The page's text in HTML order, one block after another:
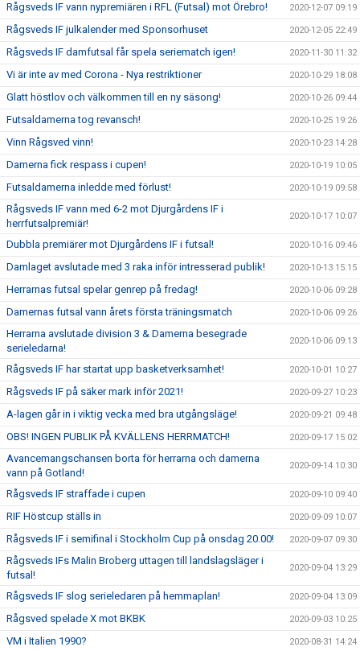
Rågsveds IF vann nypremiären i RFL (Futsal) mot Örebro! 2020-12-07 09:19
Rågsveds IF julkalender med Sponsorhuset 2020-12-05 22:49
Rågsveds IF damfutsal får spela seriematch igen! 2020-11-30 11:32
Vi är inte av med Corona - Nya restriktioner 2020-10-29 18:08
Glatt höstlov och välkommen till en ny säsong! 2020-10-26 09:44
Futsaldamerna tog revansch! 2020-10-25 19:26
Vinn Rågsved vinn! 2020-10-23 14:28
Damerna fick respass i cupen! 2020-10-19 10:05
Futsaldamerna inledde med förlust! 2020-10-19 09:58
Rågsveds IF vann med 6-2 mot Djurgårdens IF i
herrfutsalpremiär!
2020-10-17 10:07
Dubbla premiärer mot Djurgårdens IF i futsal! 2020-10-16 09:46
Damlaget avslutade med 3 raka inför intresserad publik! 2020-10-13 15:15
Herrarnas futsal spelar genrep på fredag! 2020-10-06 09:28
Damernas futsal vann årets första träningsmatch 2020-10-06 09:26
Herrarna avslutade division 3 & Damerna besegrade
serieledarna!
2020-10-06 09:13
Rågsveds IF har startat upp basketverksamhet! 2020-10-01 10:27
Rågsveds IF på säker mark inför 2021! 2020-09-27 10:23
A-lagen går in i viktig vecka med bra utgångsläge! 2020-09-21 09:48
OBS! INGEN PUBLIK PÅ KVÄLLENS HERRMATCH! 2020-09-17 15:02
Avancemangschansen borta för herrarna och damerna
vann på Gotland!
2020-09-14 10:30
Rågsveds IF straffade i cupen 2020-09-10 09:40
RIF Höstcup ställs in 2020-09-09 10:07
Rågsveds IF i semifinal i Stockholm Cup på onsdag 20.00! 2020-09-07 09:30
Rågsveds IFs Malin Broberg uttagen till landslagsläger i
futsal!
2020-09-04 13:29
Rågsveds IF slog serieledaren på hemmaplan! 2020-09-04 13:09
Rågsved spelade X mot BKBK 2020-09-03 10:25
VM i Italien 1990? 2020-08-31 14:24